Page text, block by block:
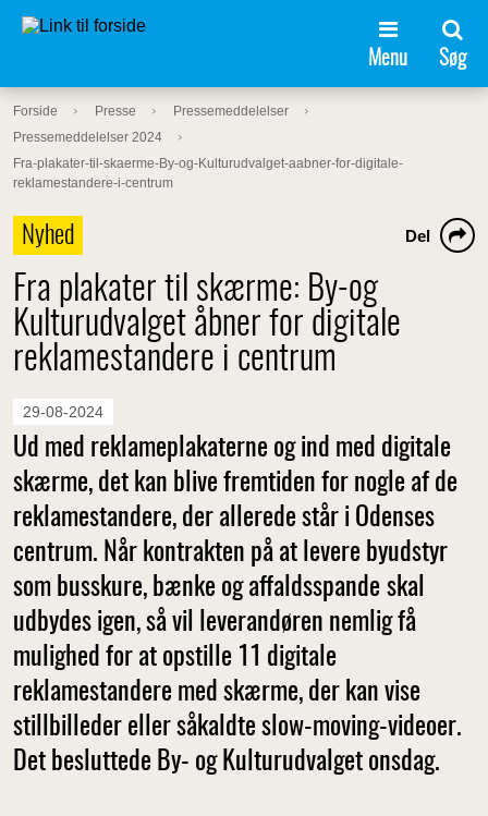
Menu Søg
Forside Presse
Pressemeddelelser
Pressemeddelelser 2024
Fra-plakater-til-skaerme-By-og-Kulturudvalget-aabner-for-digitale-
reklamestandere-i-centrum
Nyhed
Fra plakater til skærme: By-og
Kulturudvalget åbner for digitale
reklamestandere i centrum
Del
29-08-2024
Ud med reklameplakaterne og ind med digitale
skærme, det kan blive fremtiden for nogle af de
reklamestandere, der allerede står i Odenses
centrum. Når kontrakten på at levere byudstyr
som busskure, bænke og affaldsspande skal
udbydes igen, så vil leverandøren nemlig få
mulighed for at opstille 11 digitale
reklamestandere med skærme, der kan vise
stillbilleder eller såkaldte slow-moving-videoer.
Det besluttede By- og Kulturudvalget onsdag.